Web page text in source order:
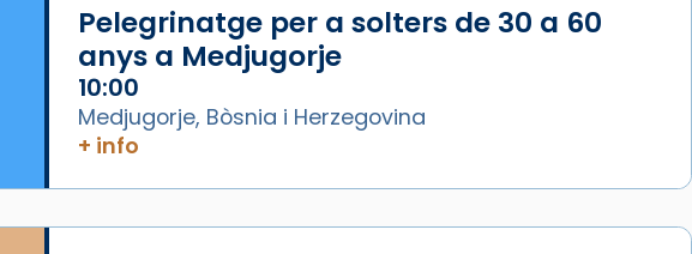
Cargar más...
Pelegrinatge per a solters de 30 a 60
anys a Medjugorje
10:00
Medjugorje, Bòsnia i Herzegovina
+ info